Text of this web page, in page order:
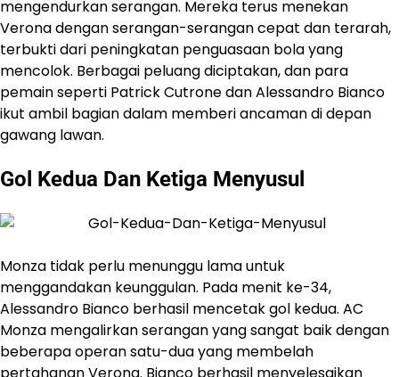
mengendurkan serangan. Mereka terus menekan
Verona dengan serangan-serangan cepat dan terarah,
terbukti dari peningkatan penguasaan bola yang
mencolok. Berbagai peluang diciptakan, dan para
pemain seperti Patrick Cutrone dan Alessandro Bianco
ikut ambil bagian dalam memberi ancaman di depan
gawang lawan.
Gol Kedua Dan Ketiga Menyusul
Monza tidak perlu menunggu lama untuk
menggandakan keunggulan. Pada menit ke-34,
Alessandro Bianco berhasil mencetak gol kedua. AC
Monza mengalirkan serangan yang sangat baik dengan
beberapa operan satu-dua yang membelah